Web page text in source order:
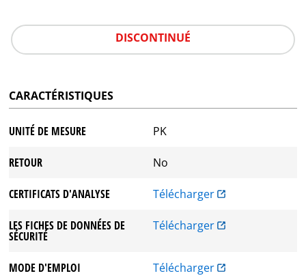
DISCONTINUÉ
CARACTÉRISTIQUES
UNITÉ DE MESURE PK
RETOUR No
CERTIFICATS D'ANALYSE Télécharger
LES FICHES DE DONNÉES DE
SÉCURITÉ
Télécharger
MODE D'EMPLOI Télécharger